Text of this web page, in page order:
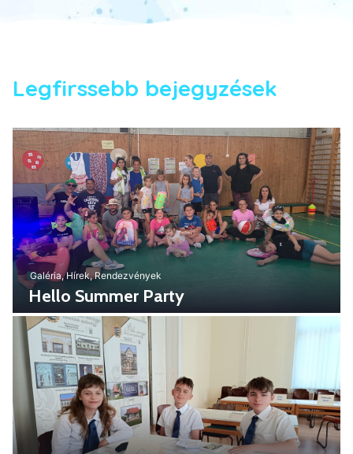
Legfirssebb bejegyzések
Galéria, Hírek, Rendezvények
Hello Summer Party